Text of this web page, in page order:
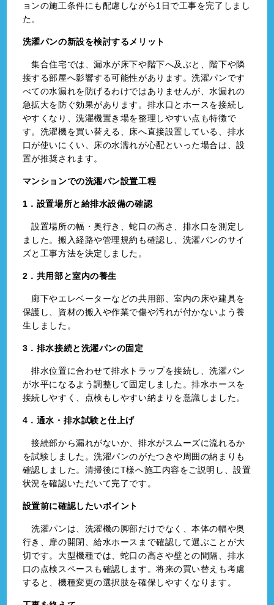
ョンの施工条件にも配慮しながら1日で工事を完了しまし
た。
洗濯パンの新設を検討するメリット
集合住宅では、漏水が床下や階下へ及ぶと、階下や隣
接する部屋へ影響する可能性があります。洗濯パンです
べての水漏れを防げるわけではありませんが、水漏れの
急拡大を防ぐ効果があります。排水口とホースを接続し
やすくなり、洗濯機置き場を整理しやすい点も特徴で
す。洗濯機を買い替える、床へ直接設置している、排水
口が使いにくい、床の水濡れが心配といった場合は、設
置が推奨されます。
マンションでの洗濯パン設置工程
1．設置場所と給排水設備の確認
設置場所の幅・奥行き、蛇口の高さ、排水口を測定し
ました。搬入経路や管理規約も確認し、洗濯パンのサイ
ズと工事方法を決定しました。
2．共用部と室内の養生
廊下やエレベーターなどの共用部、室内の床や建具を
保護し、資材の搬入や作業で傷や汚れが付かないよう養
生しました。
3．排水接続と洗濯パンの固定
排水位置に合わせて排水トラップを接続し、洗濯パン
が水平になるよう調整して固定しました。排水ホースを
接続しやすく、点検もしやすい納まりを意識しました。
4．通水・排水試験と仕上げ
接続部から漏れがないか、排水がスムーズに流れるか
を試験しました。洗濯パンのがたつきや周囲の納まりも
確認しました。清掃後にT様へ施工内容をご説明し、設置
状況を確認いただいて完了です。
設置前に確認したいポイント
洗濯パンは、洗濯機の脚部だけでなく、本体の幅や奥
行き、扉の開閉、給水ホースまで確認して選ぶことが大
切です。大型機種では、蛇口の高さや壁との間隔、排水
口の点検スペースも確認します。将来の買い替えも考慮
すると、機種変更の選択肢を確保しやすくなります。